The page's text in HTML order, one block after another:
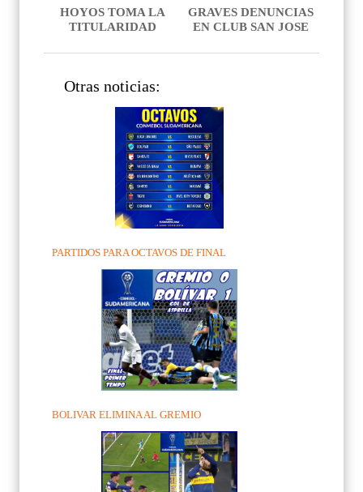
GRAVES DENUNCIAS
EN CLUB SAN JOSE
HOYOS TOMA LA
TITULARIDAD
Otras noticias:
PARTIDOS PARA OCTAVOS DE FINAL
BOLIVAR ELIMINA AL GREMIO